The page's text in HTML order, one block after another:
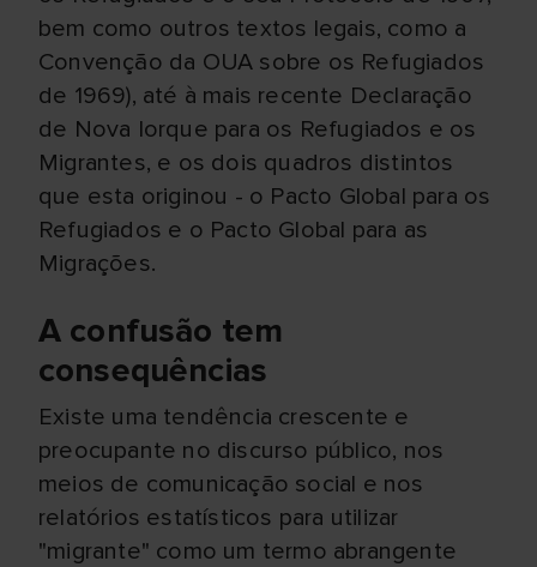
bem como outros textos legais, como a
Convenção da OUA sobre os Refugiados
de 1969), até à mais recente Declaração
de Nova Iorque para os Refugiados e os
Migrantes, e os dois quadros distintos
que esta originou - o Pacto Global para os
Refugiados e o Pacto Global para as
Migrações.
A confusão tem
consequências
Existe uma tendência crescente e
preocupante no discurso público, nos
meios de comunicação social e nos
relatórios estatísticos para utilizar
"migrante" como um termo abrangente